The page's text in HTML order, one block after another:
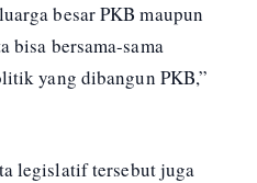
besar PKB maupun
bisa bersama-sama
yang dibangun PKB,”
legislatif tersebut juga